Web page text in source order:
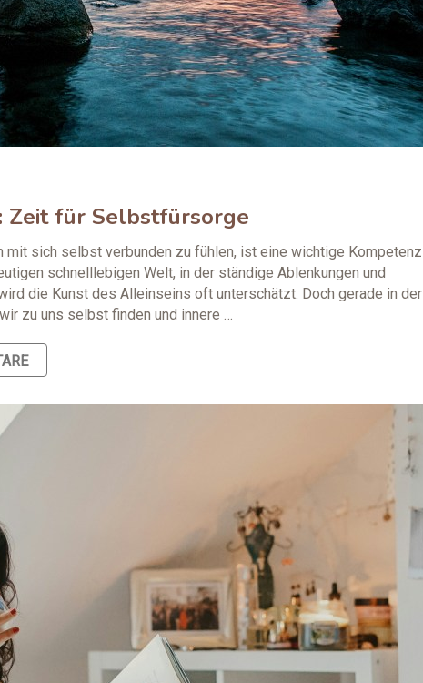
Zeit für Selbstfürsorge
mit sich selbst verbunden zu fühlen, ist eine wichtige Kompetenz
schnelllebigen Welt, in der ständige Ablenkungen und
die Kunst des Alleinseins oft unterschätzt. Doch gerade in der
zu uns selbst finden und innere …